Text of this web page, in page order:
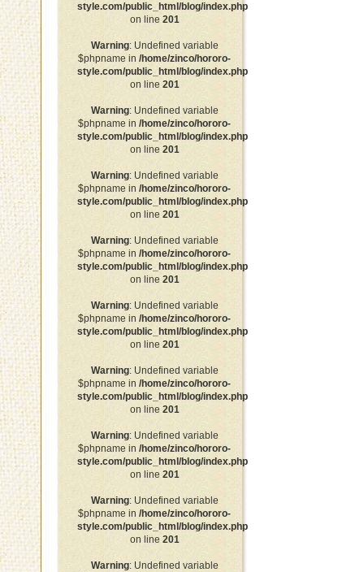
style.com/public_html/blog/index.php
on line 201
Warning: Undefined variable
$phpname in /home/zinco/hororo-
style.com/public_html/blog/index.php
on line 201
Warning: Undefined variable
$phpname in /home/zinco/hororo-
style.com/public_html/blog/index.php
on line 201
Warning: Undefined variable
$phpname in /home/zinco/hororo-
style.com/public_html/blog/index.php
on line 201
Warning: Undefined variable
$phpname in /home/zinco/hororo-
style.com/public_html/blog/index.php
on line 201
Warning: Undefined variable
$phpname in /home/zinco/hororo-
style.com/public_html/blog/index.php
on line 201
Warning: Undefined variable
$phpname in /home/zinco/hororo-
style.com/public_html/blog/index.php
on line 201
Warning: Undefined variable
$phpname in /home/zinco/hororo-
style.com/public_html/blog/index.php
on line 201
Warning: Undefined variable
$phpname in /home/zinco/hororo-
style.com/public_html/blog/index.php
on line 201
Warning: Undefined variable